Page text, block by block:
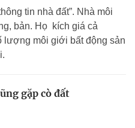
tin nhà đất”. Nhà môi
bản. Họ kích giá cả
lượng môi giới bất động sản
gặp cò đất